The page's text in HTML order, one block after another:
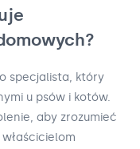
specjalista, który
u psów i kotów.
aby zrozumieć